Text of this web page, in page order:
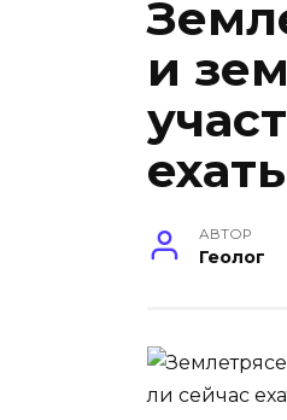
и
АВТОР
Геолог